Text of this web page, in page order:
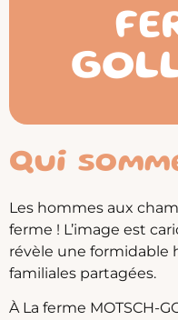
Qui
Les hommes aux
ferme ! L’image est
révèle une formidable
familiales partagées.
À La ferme MOTSCH-